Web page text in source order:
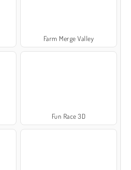
Farm Merge Valley
Fun Race 3D